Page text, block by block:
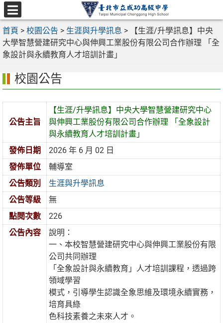
跳
至
主
要
內
選
單
首頁 > 校園公告 > 生涯與升學訊息 >
【生涯/升學訊息】中央
大學智慧營建研究中心與伸興工業股份有限公司合作辦理 「全
象設計與永續教育人才培訓計畫」
校園公告
公告主旨
【生涯/升學訊息】中央大學智慧營建研究中心
與伸興工業股份有限公司合作辦理 「全象設計
與永續教育人才培訓計畫」
發佈日期
2026 年 6 月 02 日
發佈單位
輔導室
公告類別
生涯與升學訊息
公告等級
無
點閱次數
226
公告內容
說明：
一、本校智慧營建研究中心與伸興工業股份有限
公司共同辦理
「全象設計與永續教育」人才培訓課程，透過跨
領域學習
模式，引導學生認識全象思維及環境永續實務，
培育具綠
色科技素養之未來人才。